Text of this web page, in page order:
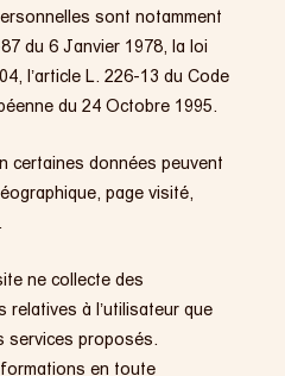
sont notamment
du 6 Janvier 1978, la loi
l’article L. 226-13 du Code
du 24 Octobre 1995.
certaines données peuvent
page visité,
ne collecte des
à l’utilisateur que
services proposés.
en toute